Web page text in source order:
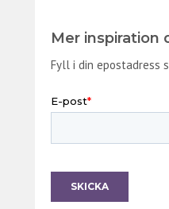
Mer inspiration
Fyll i din epostadress